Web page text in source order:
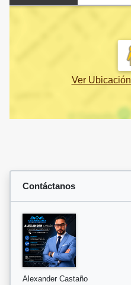
Ver Ubicación
Contáctanos
Alexander Castaño